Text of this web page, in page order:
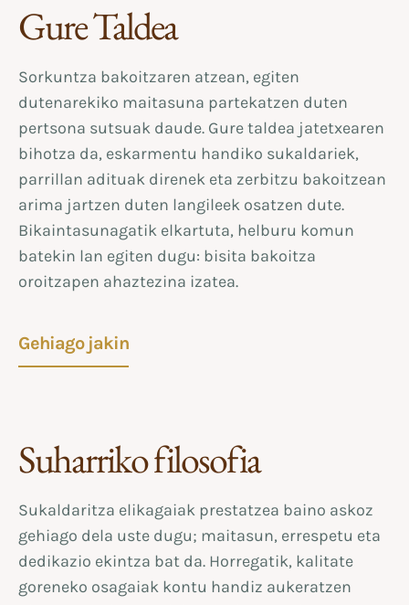
Gure Taldea
Sorkuntza bakoitzaren atzean, egiten
dutenarekiko maitasuna partekatzen duten
pertsona sutsuak daude. Gure taldea jatetxearen
bihotza da, eskarmentu handiko sukaldariek,
parrillan adituak direnek eta zerbitzu bakoitzean
arima jartzen duten langileek osatzen dute.
Bikaintasunagatik elkartuta, helburu komun
batekin lan egiten dugu: bisita bakoitza
oroitzapen ahaztezina izatea.
Gehiago jakin
Suharriko filosofia
Sukaldaritza elikagaiak prestatzea baino askoz
gehiago dela uste dugu; maitasun, errespetu eta
dedikazio ekintza bat da. Horregatik, kalitate
goreneko osagaiak kontu handiz aukeratzen